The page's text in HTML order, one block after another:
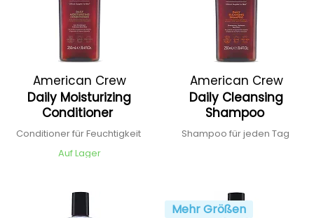
American Crew
Daily Moisturizing
Conditioner
Conditioner für Feuchtigkeit
Auf Lager
American Crew
Daily Cleansing
Shampoo
Shampoo für jeden Tag
Mehr Größen